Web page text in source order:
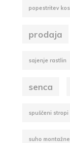
popestritev
prodaja
sajenje rastlin
senca
spuščeni stropi
suho